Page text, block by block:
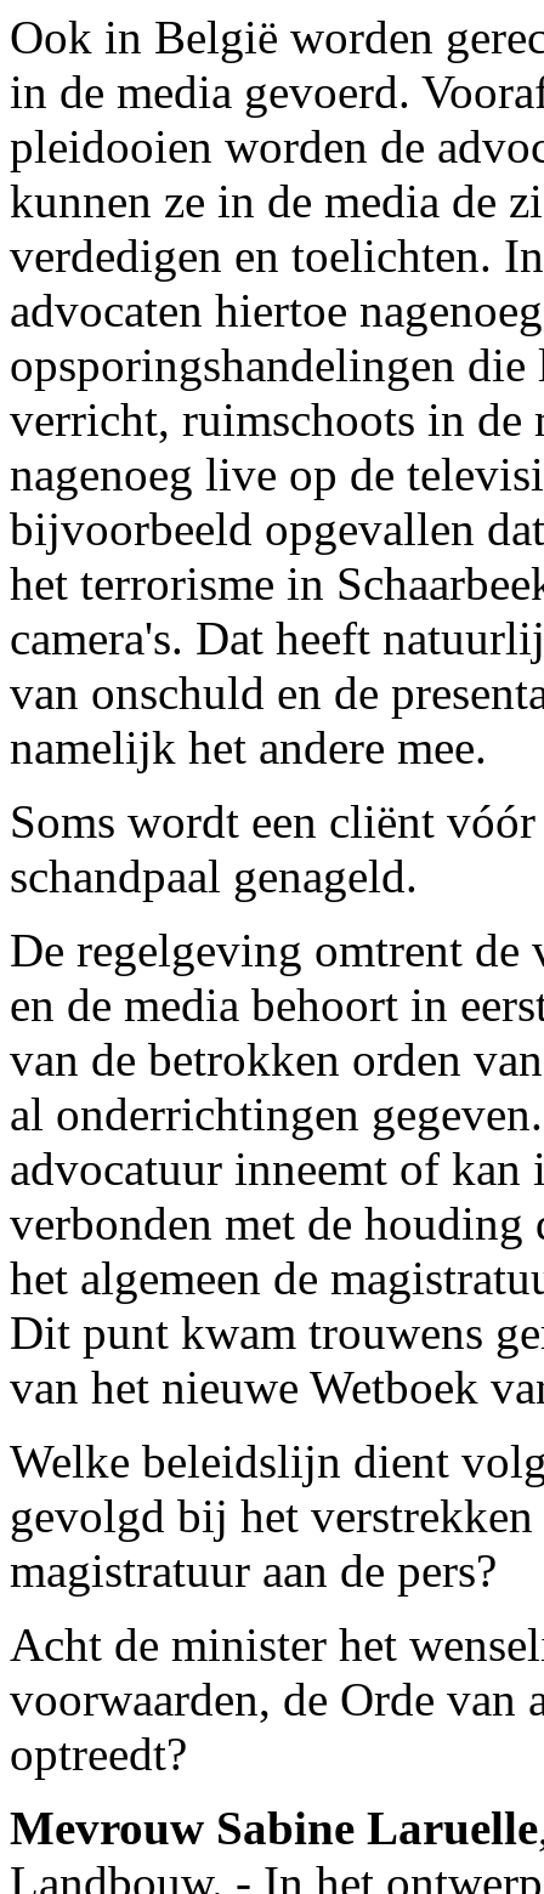
Ook in België worden
in de media gevoerd.
pleidooien worden de
kunnen ze in de media de
verdedigen en toelichten.
advocaten hiertoe
opsporingshandelingen
verricht, ruimschoots in de
nagenoeg live op de
bijvoorbeeld opgevallen
het terrorisme in
camera's. Dat heeft
van onschuld en de
namelijk het andere mee.
Soms wordt een cliënt
schandpaal genageld.
De regelgeving omtrent de
en de media behoort in
van de betrokken orden
al onderrichtingen
advocatuur inneemt of
verbonden met de
het algemeen de
Dit punt kwam trouwens
van het nieuwe Wetboek
Welke beleidslijn dient
gevolgd bij het
magistratuur aan de pers?
Acht de minister het
voorwaarden, de Orde van
optreedt?
Mevrouw Sabine Laruelle
Landbouw. - In het